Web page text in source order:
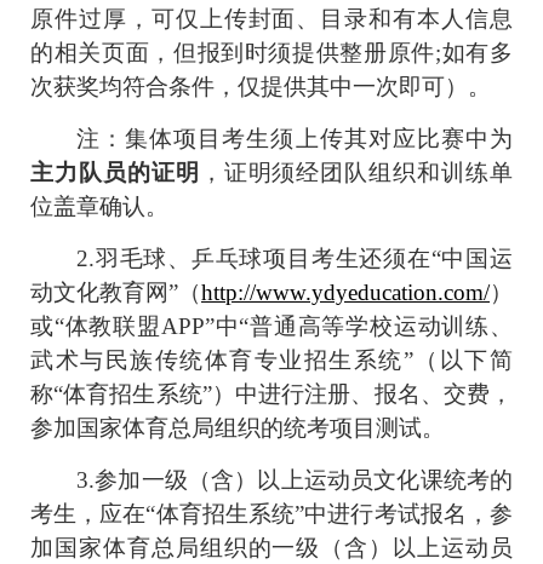
原件过厚，可仅上传封面、目录和有本人信息
的相关页面，但报到时须提供整册原件;如有多
次获奖均符合条件，仅提供其中一次即可）。
注：集体项目考生须上传其对应比赛中为
主力队员的证明 ，证明须经团队组织和训练单
位盖章确认。
2.羽毛球、乒乓球项目考生还须在“中国运
动文化教育网”（http://www.ydyeducation.com/）
或“体教联盟APP”中“普通高等学校运动训练、
武术与民族传统体育专业招生系统”（以下简
称“体育招生系统”）中进行注册、报名、交费，
参加国家体育总局组织的统考项目测试。
3.参加一级（含）以上运动员文化课统考的
考生，应在“体育招生系统”中进行考试报名，参
加国家体育总局组织的一级（含）以上运动员